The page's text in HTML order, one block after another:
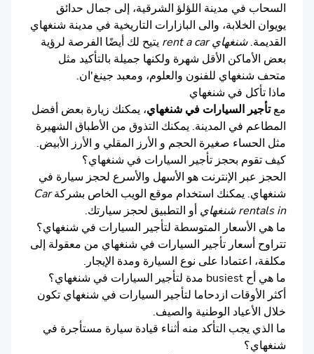
السحاب في مدينة اللؤلؤ الشرقية، إلى جمال حدائق
يويوان الخلابة، والى البازارات التاريخية في مدينة شنغهاي
القديمة.شنغهاي rent a car
يتيح لك أيضًا الفرصة لرؤية
بعض الأماكن الأقل شهرة ولكنها جميلة بالتأكيد مثل
متحف شنغهاي للفنون والعلوم، ومعبد جينغ'ان.
ماذا تأكل في شنغهاي
معتأجير السيارات في شنغهاي، يمكنك زيارة بعض أفضل
المطاعم في المدينة. يمكنك التذوق من الأطباق الشهيرة
مثل الحساء صغيرة الحجم و الأرز المقلي و الأرز الأبيض.
كيف تقوم بحجز تأجير السيارات في شنغهاي؟
الحجز عبر الإنترنت هو الأسهل والأسرع لحجز سيارة في
شنغهاي. يمكنك استخدام موقع الويب الخاص بشركةCar
rentals in شنغهاي
أو التطبيق لحجز سيارتك.
ما هي الأسعار المتوسطة لتأجير السيارات في شنغهاي؟
تتراوح أسعار تأجير السيارات في شنغهاي من معقولة إلى
مكلفة، اعتمادا على نوع السيارة ومدة الإيجار.
ما هي أح busiest مدة لتأجير السيارات في شنغهاي؟
أكثر الأوقات ازدحاما لتأجير السيارات في شنغهاي تكون
خلال الأعياد الوطنية والصيف.
ما الذي يجب التأكد منه أثناء قيادة سيارة مستأجرة في
شنغهاي؟